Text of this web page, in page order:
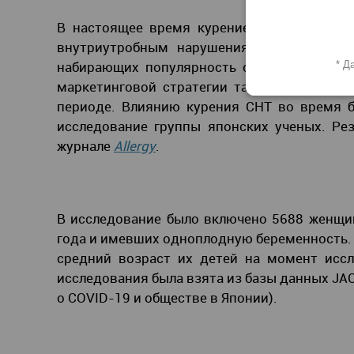
В настоящее время курение в период
внутриутробным нарушениям, так и к
набирающих популярность систем
маркетинговой стратегии табачных
периоде. Влиянию курения СНТ во время
исследование группы японских ученых.
журнале Allergy.
В исследование было включено 5688
года и имевших одноплодную беременность.
средний возраст их детей на момент
исследования была взята из базы данных
о COVID-19 и обществе в Японии).
*